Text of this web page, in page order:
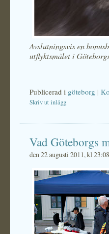
Avslutningsvis en
utflyktsmålet i
Publicerad i göteborg |
Skriv ut inlägg
Vad Göteborgs
den 22 augusti 2011, kl 23:08